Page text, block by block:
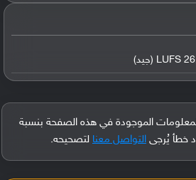
الموجودة في هذه الصفحة بنسبة
التواصل معنا لتصحيحه.